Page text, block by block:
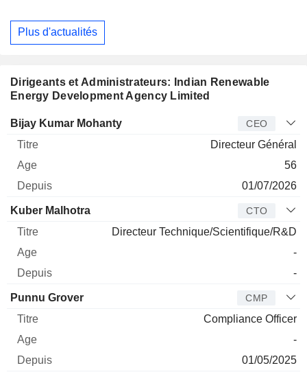
Plus d'actualités
Dirigeants et Administrateurs: Indian Renewable
Energy Development Agency Limited
Dirigeant Titre Age Depuis
Bijay Kumar Mohanty CEO
Directeur Général
56
01/07/2026
Kuber Malhotra CTO
Directeur Technique/Scientifique/R&D
-
-
Punnu Grover CMP
Compliance Officer
-
01/05/2025